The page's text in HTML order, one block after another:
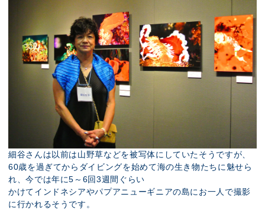
細谷さんは以前は山野草などを被写体にしていたそうですが、
60歳を過ぎてからダイビングを始めて海の生き物たちに魅せら
れ、今では年に5～6回3週間ぐらい
かけてインドネシアやパプアニューギニアの島にお一人で撮影
に行かれるそうです。